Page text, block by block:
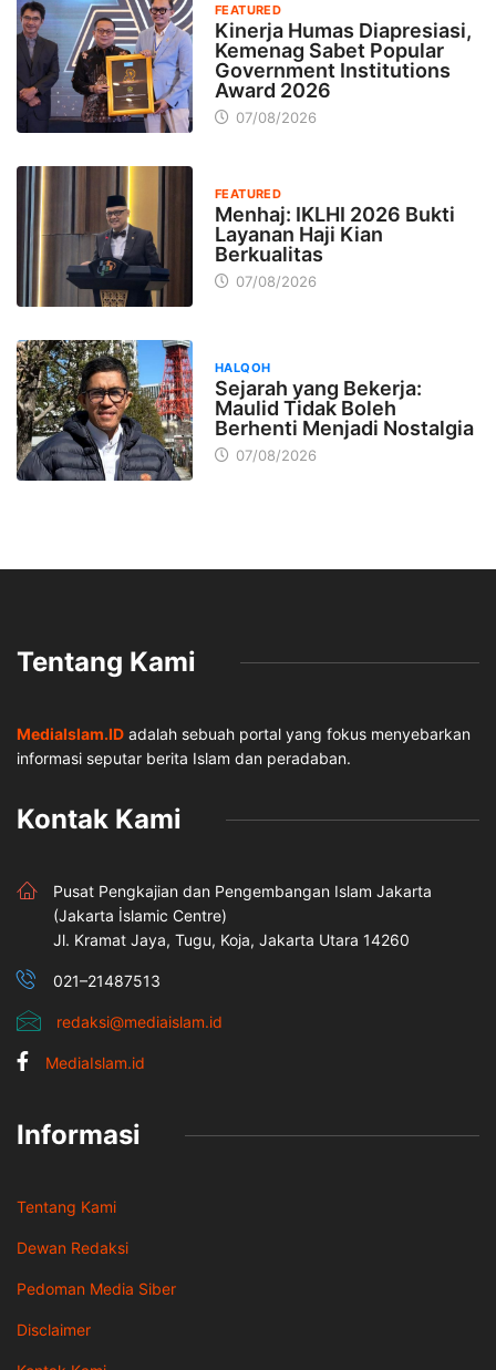
FEATURED
Kinerja Humas Diapresiasi,
Kemenag Sabet Popular
Government Institutions
Award 2026
07/08/2026
FEATURED
Menhaj: IKLHI 2026 Bukti
Layanan Haji Kian
Berkualitas
07/08/2026
HALQOH
Sejarah yang Bekerja:
Maulid Tidak Boleh
Berhenti Menjadi Nostalgia
07/08/2026
Tentang Kami
MediaIslam.ID adalah sebuah portal yang fokus menyebarkan
informasi seputar berita Islam dan peradaban.
Kontak Kami
Pusat Pengkajian dan Pengembangan Islam Jakarta
(Jakarta İslamic Centre)
Jl. Kramat Jaya, Tugu, Koja, Jakarta Utara 14260
021–21487513
redaksi@mediaislam.id
MediaIslam.id
Informasi
Tentang Kami
Dewan Redaksi
Pedoman Media Siber
Disclaimer